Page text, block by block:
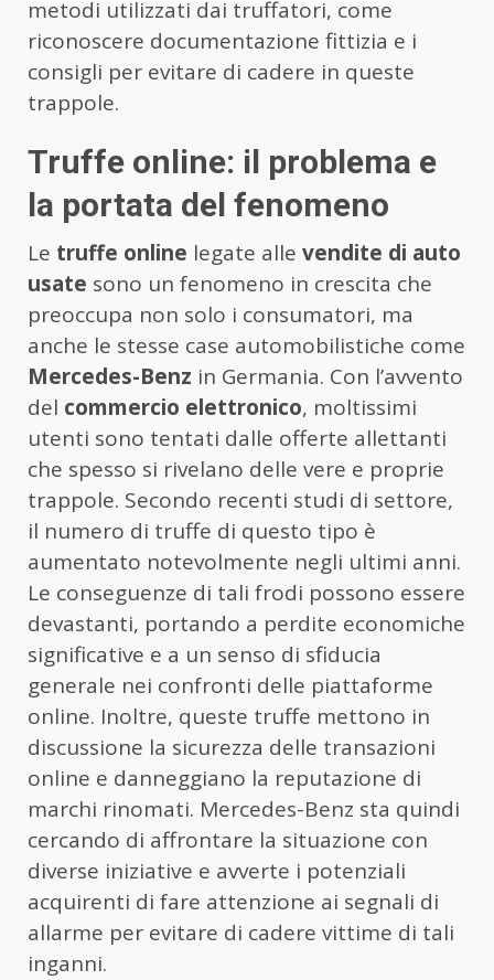
metodi utilizzati dai truffatori, come
riconoscere documentazione fittizia e i
consigli per evitare di cadere in queste
trappole.
Truffe online: il problema e
la portata del fenomeno
Le truffe online legate alle vendite di auto
usate sono un fenomeno in crescita che
preoccupa non solo i consumatori, ma
anche le stesse case automobilistiche come
Mercedes-Benz in Germania. Con l’avvento
del commercio elettronico, moltissimi
utenti sono tentati dalle offerte allettanti
che spesso si rivelano delle vere e proprie
trappole. Secondo recenti studi di settore,
il numero di truffe di questo tipo è
aumentato notevolmente negli ultimi anni.
Le conseguenze di tali frodi possono essere
devastanti, portando a perdite economiche
significative e a un senso di sfiducia
generale nei confronti delle piattaforme
online. Inoltre, queste truffe mettono in
discussione la sicurezza delle transazioni
online e danneggiano la reputazione di
marchi rinomati. Mercedes-Benz sta quindi
cercando di affrontare la situazione con
diverse iniziative e avverte i potenziali
acquirenti di fare attenzione ai segnali di
allarme per evitare di cadere vittime di tali
inganni.